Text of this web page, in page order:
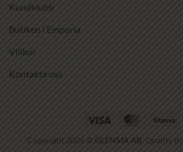
Kundklubb
Butiken i Emporia
Villkor
Kontakta oss
Visa MasterCard
Copyright 2026 © GLENSIA AB. Quality by